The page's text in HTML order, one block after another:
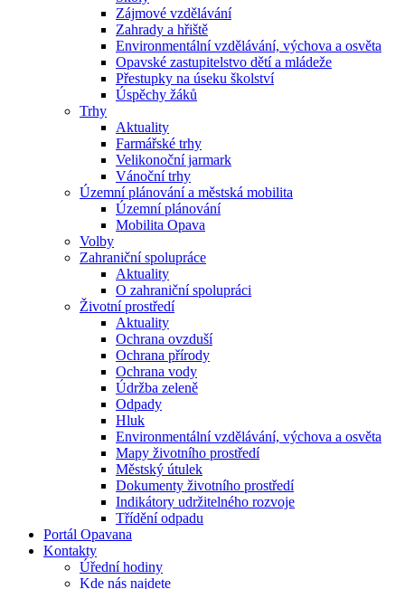
Zájmové vzdělávání
Zahrady a hřiště
Environmentální vzdělávání, výchova a osvěta
Opavské zastupitelstvo dětí a mládeže
Přestupky na úseku školství
Úspěchy žáků
Trhy
Aktuality
Farmářské trhy
Velikonoční jarmark
Vánoční trhy
Územní plánování a městská mobilita
Územní plánování
Mobilita Opava
Volby
Zahraniční spolupráce
Aktuality
O zahraniční spolupráci
Životní prostředí
Aktuality
Ochrana ovzduší
Ochrana přírody
Ochrana vody
Údržba zeleně
Odpady
Hluk
Environmentální vzdělávání, výchova a osvěta
Mapy životního prostředí
Městský útulek
Dokumenty životního prostředí
Indikátory udržitelného rozvoje
Třídění odpadu
Portál Opavana
Kontakty
Úřední hodiny
Kde nás najdete